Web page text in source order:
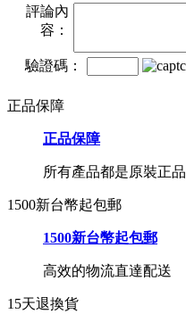
評論內
容：
驗證碼：
正品保障
正品保障
所有產品都是原裝正品
1500新台幣起包郵
1500新台幣起包郵
高效的物流直達配送
15天退換貨